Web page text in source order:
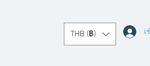
THB (฿) เ